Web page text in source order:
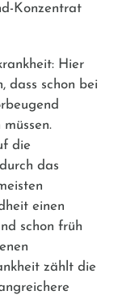
Konzentrat
Hier
dass schon bei
die
das
einen
schon früh
zählt die